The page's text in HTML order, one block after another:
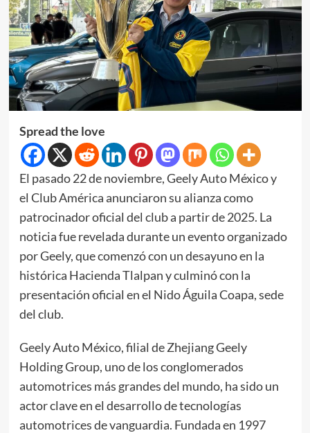
Spread the love
El pasado 22 de noviembre, Geely Auto México y
el Club América anunciaron su alianza como
patrocinador oficial del club a partir de 2025. La
noticia fue revelada durante un evento organizado
por Geely, que comenzó con un desayuno en la
histórica Hacienda Tlalpan y culminó con la
presentación oficial en el Nido Águila Coapa, sede
del club.
Geely Auto México, filial de Zhejiang Geely
Holding Group, uno de los conglomerados
automotrices más grandes del mundo, ha sido un
actor clave en el desarrollo de tecnologías
automotrices de vanguardia. Fundada en 1997